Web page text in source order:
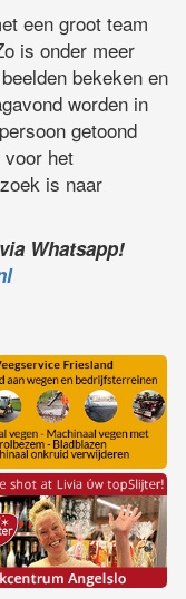
een groot team
is onder meer
bekeken en
worden in
getoond
voor het
is naar
Whatsapp!